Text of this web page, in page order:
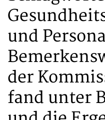
und
der
fand unter